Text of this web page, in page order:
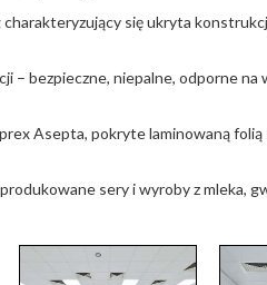
się ukryta
– bezpieczne, niepalne, odporne
Asepta, pokryte laminowaną
sery i wyroby z mleka,